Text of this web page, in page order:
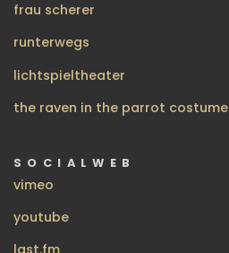
frau scherer
runterwegs
lichtspieltheater
the raven in the parrot costume
SOCIALWEB
vimeo
youtube